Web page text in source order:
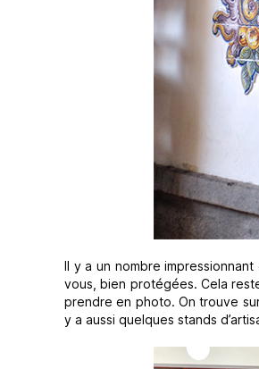
Il y a un nombre
vous, bien protégées. Cela
prendre en photo. On trouve
y a aussi quelques stands